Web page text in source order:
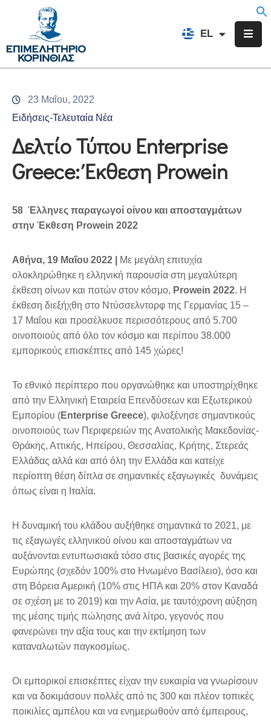
EL
FR
Επιμελητήριο
Υπηρεσίες
Προγράμματα
&
Δράσεις
Επικοινωνία
23 Μαΐου, 2022
Ειδήσεις-Τελευταία Νέα
Δελτίο Τύπου Enterprise
Greece: Έκθεση Prowein
58 Έλληνες παραγωγοί οίνου και αποσταγμάτων
στην Έκθεση Prowein 2022
Αθήνα, 19 Μαΐου 2022 |
Με μεγάλη επιτυχία
ολοκληρώθηκε η ελληνική παρουσία στη μεγαλύτερη
έκθεση οίνων και ποτών στον κόσμο, Prowein 2022. Η
έκθεση διεξήχθη στο Ντύσσελντορφ της Γερμανίας 15 –
17 Μαΐου και προσέλκυσε περισσότερους από 5.700
οινοποιούς από όλο τον κόσμο και περίπου 38.000
εμπορικούς επισκέπτες από 145 χώρες!
Το εθνικό περίπτερο που οργανώθηκε και υποστηρίχθηκε
από την Ελληνική Εταιρεία Επενδύσεων και Εξωτερικού
Εμπορίου (Enterprise Greece), φιλοξένησε σημαντικούς
οινοποιούς των Περιφερειών της Ανατολικής Μακεδονίας-
Θράκης, Αττικής, Ηπείρου, Θεσσαλίας, Κρήτης, Στερεάς
Ελλάδας αλλά και από όλη την Ελλάδα και κατείχε
περίοπτη θέση δίπλα σε σημαντικές εξαγωγικές δυνάμεις
όπως είναι η Ιταλία.
Η δυναμική του κλάδου αυξήθηκε σημαντικά το 2021, με
τις εξαγωγές ελληνικού οίνου και αποσταγμάτων να
αυξάνονται εντυπωσιακά τόσο στις βασικές αγορές της
Ευρώπης (σχεδόν 100% στο Ηνωμένο Βασίλειο), όσο και
στη Βόρεια Αμερική (10% στις ΗΠΑ και 20% στον Καναδά
σε σχέση με το 2019) και την Ασία, με ταυτόχρονη αύξηση
της μέσης τιμής πώλησης ανά λίτρο, γεγονός που
φανερώνει την αξία τους και την εκτίμηση των
καταναλωτών παγκοσμίως.
Οι εμπορικοί επισκέπτες είχαν την ευκαιρία να γνωρίσουν
και να δοκιμάσουν πολλές από τις 300 και πλέον τοπικές
ποικιλίες αμπέλου και να ενημερωθούν από έμπειρους,